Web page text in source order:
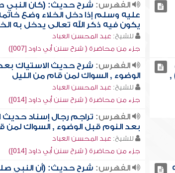
الفهرس: شرح حديث: (كان النبي
عليه وسلم إذا دخل الخلاء وضع
يكون فيه ذكر الله تعالى يدخل به
للشيخ: عبد المحسن العباد
جزء من محاضرة ( شرح سنن أبي داود [007])
,
الفهرس: شرح حديث الاستياك
الوضوء , السواك لمن قام من الليل
للشيخ: عبد المحسن العباد
جزء من محاضرة ( شرح سنن أبي داود [014])
الفهرس: تراجم رجال إسناد حديث
بعد النوم قبل الوضوء , السواك لمن
للشيخ: عبد المحسن العباد
جزء من محاضرة ( شرح سنن أبي داود [014])
الفهرس: شرح حديث: (أن النبي